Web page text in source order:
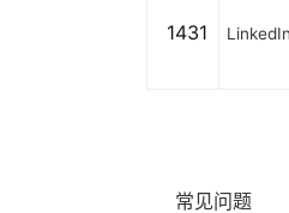
1431
常见问题